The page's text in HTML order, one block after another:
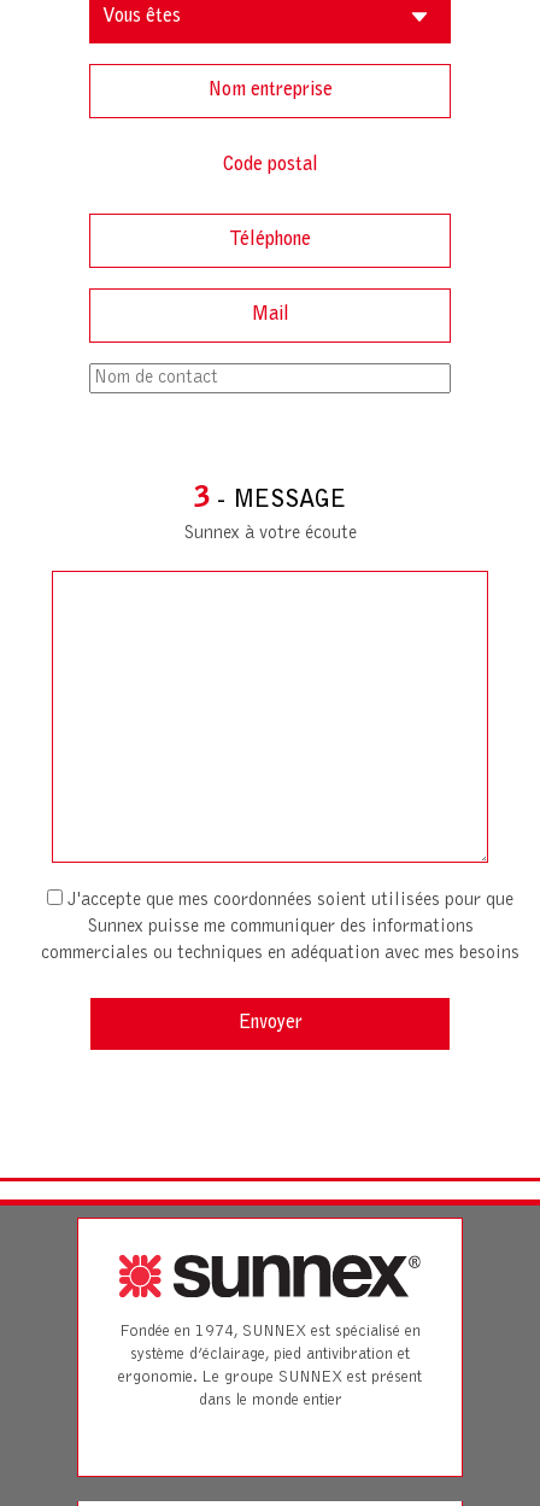
3 - MESSAGE
Sunnex à votre écoute
J'accepte que mes coordonnées soient utilisées pour que
Sunnex puisse me communiquer des informations
commerciales ou techniques en adéquation avec mes besoins
Fondée en 1974, SUNNEX est spécialisé en
système d’éclairage, pied antivibration et
ergonomie. Le groupe SUNNEX est présent
dans le monde entier